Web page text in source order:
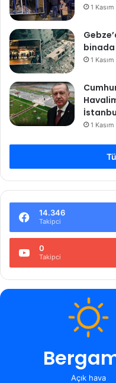
l
ı
1
1
1
14.346
Takipci
0
Takipci
Açık hava